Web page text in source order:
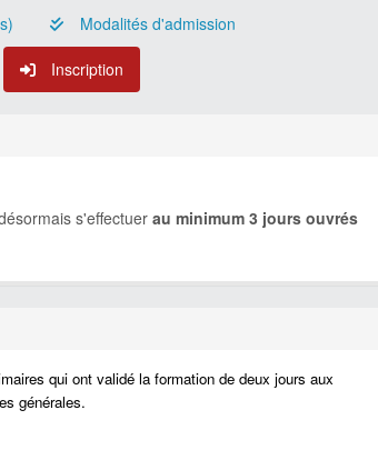
Modalités d'admission
Inscription
s'effectuer au minimum 3 jours ouvrés
qui ont validé la formation de deux jours aux
générales.